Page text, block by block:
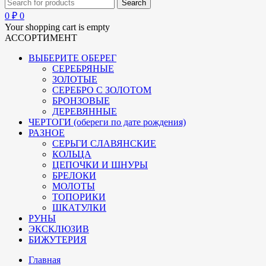
0 ₽ 0
Your shopping cart is empty
АССОРТИМЕНТ
ВЫБЕРИТЕ ОБЕРЕГ
СЕРЕБРЯНЫЕ
ЗОЛОТЫЕ
СЕРЕБРО С ЗОЛОТОМ
БРОНЗОВЫЕ
ДЕРЕВЯННЫЕ
ЧЕРТОГИ (обереги по дате рождения)
РАЗНОЕ
СЕРЬГИ СЛАВЯНСКИЕ
КОЛЬЦА
ЦЕПОЧКИ И ШНУРЫ
БРЕЛОКИ
МОЛОТЫ
ТОПОРИКИ
ШКАТУЛКИ
РУНЫ
ЭКСКЛЮЗИВ
БИЖУТЕРИЯ
Главная